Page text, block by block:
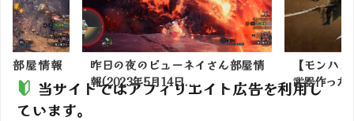
部屋情報
昨日の夜のビューネイさん部屋情
報(2023年5月14日...
【モンハ
武器作った
当サイトではアフィリエイト広告を利用し
ています。